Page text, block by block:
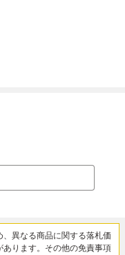
異なる商品に関する落札価
ります。その他の免責事項